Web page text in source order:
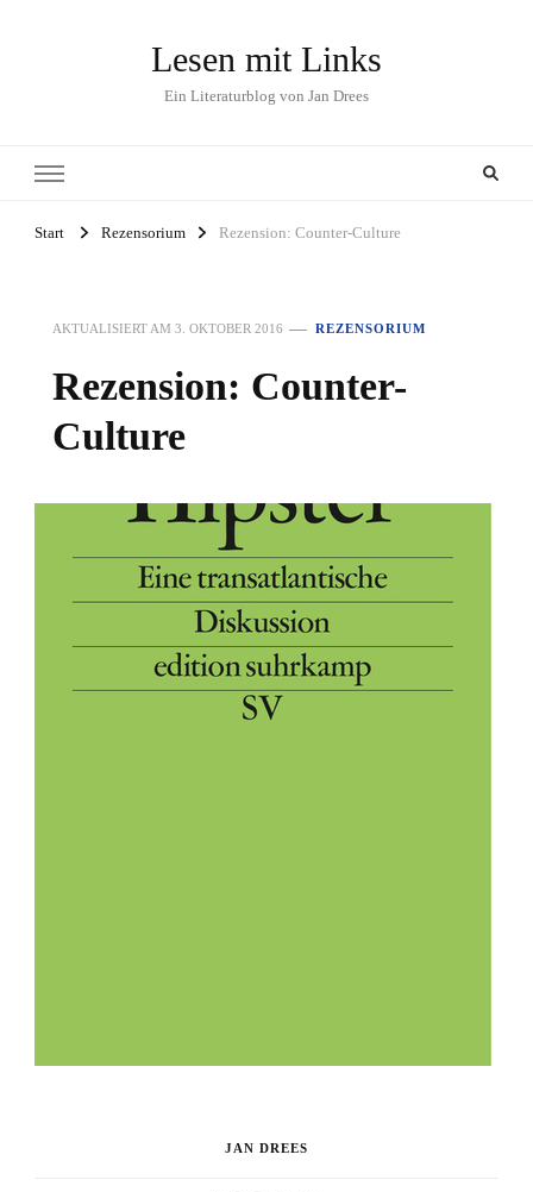
Lesen mit Links
Ein Literaturblog von Jan Drees
Start Rezensorium Rezension: Counter-Culture
AKTUALISIERT AM 3. OKTOBER 2016 REZENSORIUM
Rezension: Counter-
Culture
JAN DREES